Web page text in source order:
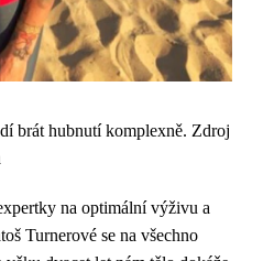
brát hubnutí komplexně. Zdroj
na optimální výživu a
Turnerové se na všechno